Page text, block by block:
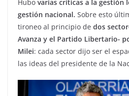
Hubo varias críticas a la gestión
gestión nacional. Sobre esto
tironeo al principio de dos
Avanza y el Partido Libertario-
Milei: cada sector dijo ser el
las ideas del presidente de la